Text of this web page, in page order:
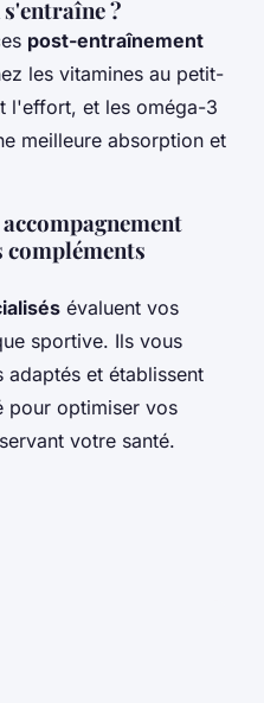
?
post-entraînement
les vitamines au petit-
l'effort, et les oméga-3
meilleure absorption et
compléments
évaluent vos
sportive. Ils vous
et établissent
pour optimiser vos
votre santé.